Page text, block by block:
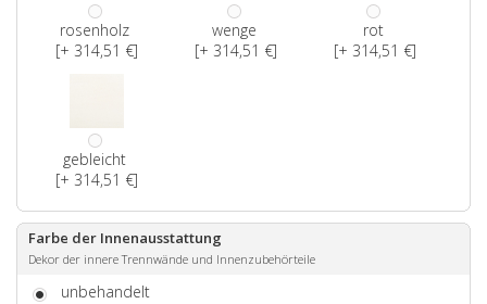
rosenholz
[+ 314,51 €]
wenge
[+ 314,51 €]
rot
[+ 314,51 €]
gebleicht
[+ 314,51 €]
Farbe der Innenausstattung
Dekor der innere Trennwände und Innenzubehörteile
unbehandelt